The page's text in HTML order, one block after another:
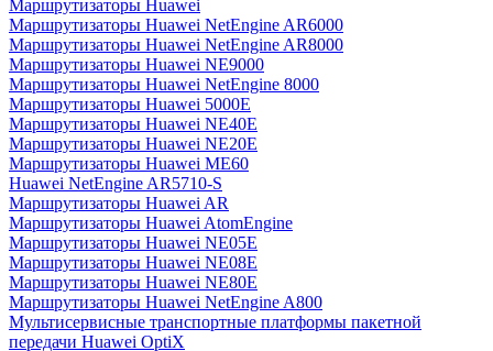
Маршрутизаторы Huawei
Маршрутизаторы Huawei NetEngine AR6000
Маршрутизаторы Huawei NetEngine AR8000
Маршрутизаторы Huawei NE9000
Маршрутизаторы Huawei NetEngine 8000
Маршрутизаторы Huawei 5000E
Маршрутизаторы Huawei NE40E
Маршрутизаторы Huawei NE20E
Маршрутизаторы Huawei ME60
Huawei NetEngine AR5710-S
Маршрутизаторы Huawei AR
Маршрутизаторы Huawei AtomEngine
Маршрутизаторы Huawei NE05E
Маршрутизаторы Huawei NE08E
Маршрутизаторы Huawei NE80E
Маршрутизаторы Huawei NetEngine A800
Мультисервисные транспортные платформы пакетной
передачи Huawei OptiX